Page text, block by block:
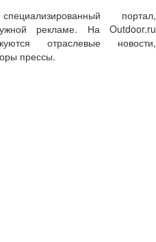
портал,
рекламе. На Outdoor.ru
отраслевые новости,
прессы.